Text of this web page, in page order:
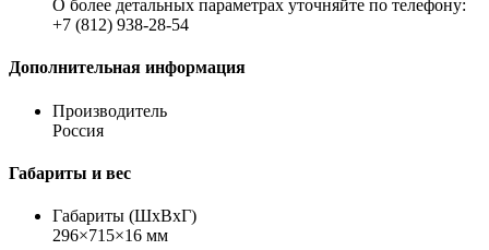
О более детальных параметрах уточняйте по телефону:
+7 (812) 938-28-54
Дополнительная информация
Производитель
Россия
Габариты и вес
Габариты (ШхВхГ)
296×715×16 мм